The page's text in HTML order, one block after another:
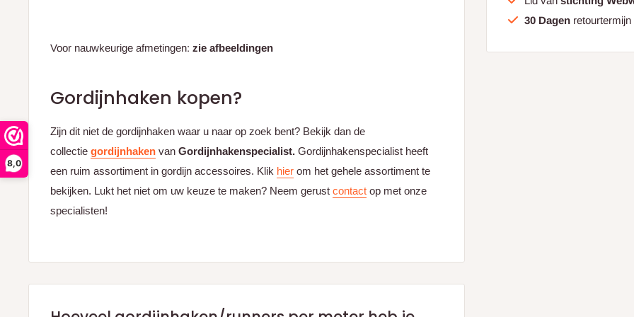
8,0
30 Dagen retourtermijn
Voor nauwkeurige afmetingen: zie afbeeldingen
Gordijnhaken kopen?
Zijn dit niet de gordijnhaken waar u naar op zoek bent? Bekijk dan de
collectie gordijnhaken van Gordijnhakenspecialist. Gordijnhakenspecialist heeft
een ruim assortiment in gordijn accessoires. Klik hier om het gehele assortiment te
bekijken. Lukt het niet om uw keuze te maken? Neem gerust contact op met onze
specialisten!